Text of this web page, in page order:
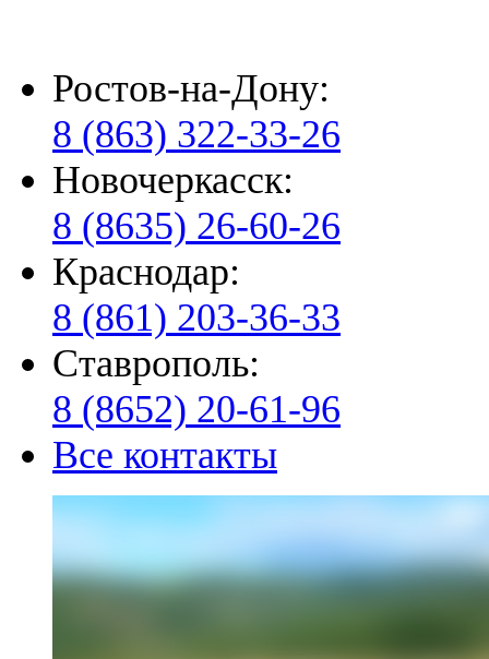
Ростов-на-Дону:
8 (863) 322-33-26
Новочеркасск:
8 (8635) 26-60-26
Краснодар:
8 (861) 203-36-33
Ставрополь:
8 (8652) 20-61-96
Все контакты